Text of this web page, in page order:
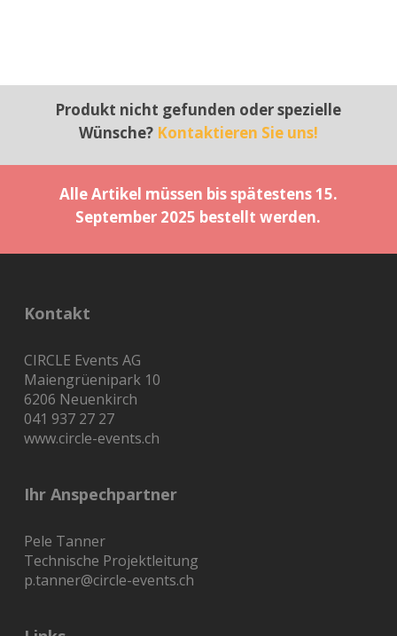
Produkt nicht gefunden oder spezielle
Wünsche? Kontaktieren Sie uns!
Alle Artikel müssen bis spätestens 15.
September 2025 bestellt werden.
Kontakt
CIRCLE Events AG
Maiengrüenipark 10
6206 Neuenkirch
041 937 27 27
www.circle-events.ch
Ihr Anspechpartner
Pele Tanner
Technische Projektleitung
p.tanner@circle-events.ch